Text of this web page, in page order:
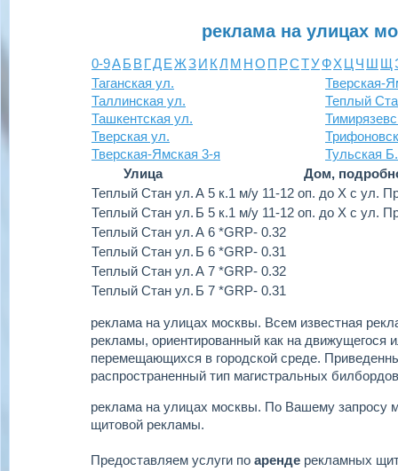
реклама на улицах
0-9АБ ВГДЕЖЗИ КЛ М НО П РСТУФХ Ц Ч Ш Щ
Таганская ул.
Таллинская ул.
Ташкентская ул.
Тверская ул.
Тверская-Ямская 3-я
Тверская-
Теплый
Тульская
Улица
Дом,
Теплый Стан ул.А 5 к.1 м/у 11-12 оп. до Х с ул.
Теплый Стан ул. Б 5 к.1 м/у 11-12 оп. до Х с ул.
Теплый Стан ул.А 6 *GRP- 0.32
Теплый Стан ул. Б 6 *GRP- 0.31
Теплый Стан ул.А 7 *GRP- 0.32
Теплый Стан ул. Б 7 *GRP- 0.31
реклама на улицах москвы. Всем известная
рекламы, ориентированный как на движущегося
перемещающихся в городской среде.
распространенный тип магистральных
реклама на улицах москвы. По Вашему запросу
щитовой рекламы.
Предоставляем услуги по аренде рекламных